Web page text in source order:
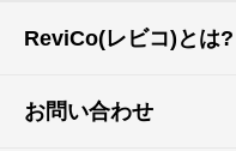
ReviCo(レビコ)とは?
お問い合わせ